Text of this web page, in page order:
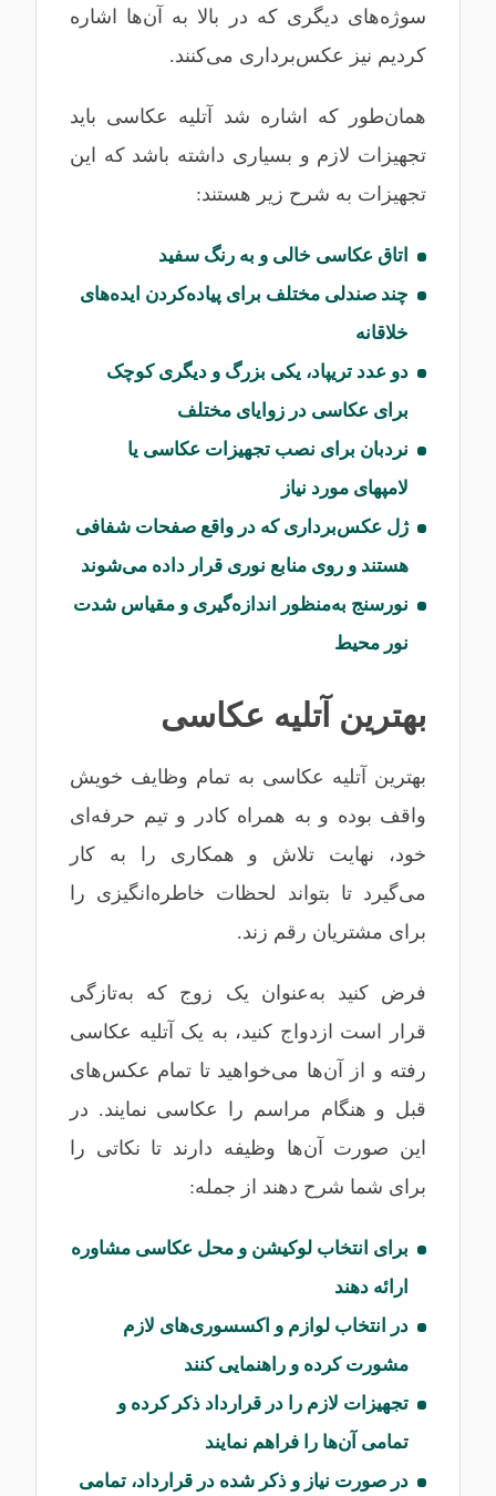
سوژه‌های دیگری که در بالا به آن‌ها اشاره
کردیم نیز عکس‌برداری می‌کنند.
همان‌طور که اشاره شد آتلیه عکاسی باید
تجهیزات لازم و بسیاری داشته باشد که این
تجهیزات به شرح زیر هستند:
اتاق عکاسی خالی و به رنگ سفید
چند صندلی مختلف برای پیاده‌کردن ایده‌های
خلاقانه
دو عدد تریپاد، یکی بزرگ و دیگری کوچک
برای عکاسی در زوایای مختلف
نردبان برای نصب تجهیزات عکاسی یا
لامپهای مورد نیاز
ژل عکس‌برداری که در واقع صفحات شفافی
هستند و روی منابع نوری قرار داده می‌شوند
نورسنج به‌منظور اندازه‌گیری و مقیاس شدت
نور محیط
بهترین آتلیه عکاسی
بهترین آتلیه عکاسی به تمام وظایف خویش
واقف بوده و به همراه کادر و تیم حرفه‌ای
خود، نهایت تلاش و همکاری را به کار
می‌گیرد تا بتواند لحظات خاطره‌انگیزی را
برای مشتریان رقم زند.
فرض کنید به‌عنوان یک زوج که به‌تازگی
قرار است ازدواج کنید، به یک آتلیه عکاسی
رفته و از آن‌ها می‌خواهید تا تمام عکس‌های
قبل و هنگام مراسم را عکاسی نمایند. در
این صورت آن‌ها وظیفه دارند تا نکاتی را
برای شما شرح دهند از جمله:
برای انتخاب لوکیشن و محل عکاسی مشاوره
ارائه دهند
در انتخاب لوازم و اکسسوری‌های لازم
مشورت کرده و راهنمایی کنند
تجهیزات لازم را در قرارداد ذکر کرده و
تمامی آن‌ها را فراهم نمایند
در صورت نیاز و ذکر شده در قرارداد، تمامی